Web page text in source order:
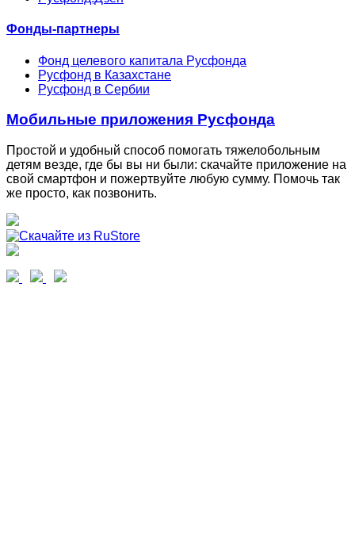
Фонды-партнеры
Фонд целевого капитала Русфонда
Русфонд в Казахстане
Русфонд в Сербии
Мобильные приложения Русфонда
Простой и удобный способ помогать тяжелобольным
детям везде, где бы вы ни были: скачайте приложение на
свой смартфон и пожертвуйте любую сумму. Помочь так
же просто, как позвонить.